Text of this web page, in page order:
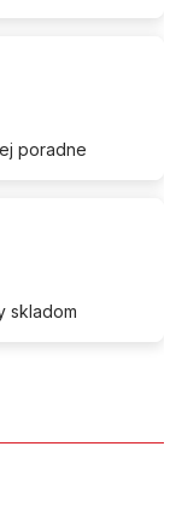
poradne
skladom